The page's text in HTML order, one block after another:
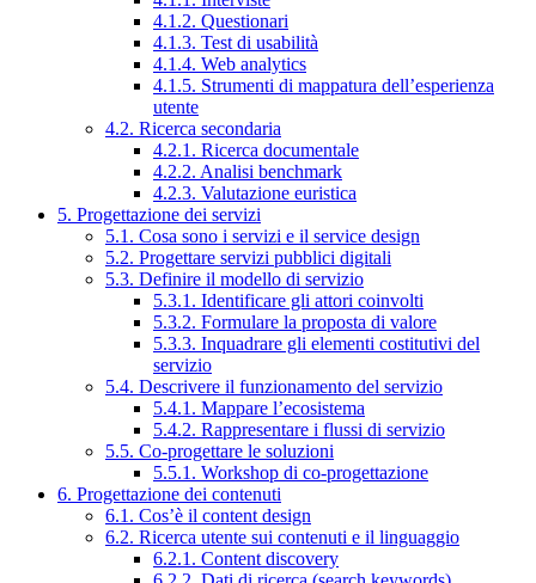
4.1.2. Questionari
4.1.3. Test di usabilità
4.1.4. Web analytics
4.1.5. Strumenti di mappatura dell’esperienza
utente
4.2. Ricerca secondaria
4.2.1. Ricerca documentale
4.2.2. Analisi benchmark
4.2.3. Valutazione euristica
5. Progettazione dei servizi
5.1. Cosa sono i servizi e il service design
5.2. Progettare servizi pubblici digitali
5.3. Definire il modello di servizio
5.3.1. Identificare gli attori coinvolti
5.3.2. Formulare la proposta di valore
5.3.3. Inquadrare gli elementi costitutivi del
servizio
5.4. Descrivere il funzionamento del servizio
5.4.1. Mappare l’ecosistema
5.4.2. Rappresentare i flussi di servizio
5.5. Co-progettare le soluzioni
5.5.1. Workshop di co-progettazione
6. Progettazione dei contenuti
6.1. Cos’è il content design
6.2. Ricerca utente sui contenuti e il linguaggio
6.2.1. Content discovery